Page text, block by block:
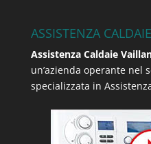
ASSISTENZA
Assistenza Caldaie
un’azienda operante nel
specializzata in